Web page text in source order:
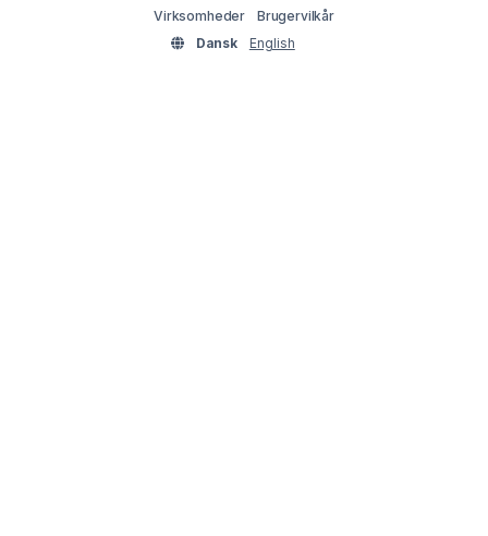
Virksomheder
Brugervilkår
Dansk
English